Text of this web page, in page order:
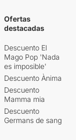
Ofertas
destacadas
Descuento El
Mago Pop 'Nada
es imposible'
Descuento Ànima
Descuento
Mamma mia
Descuento
Germans de sang